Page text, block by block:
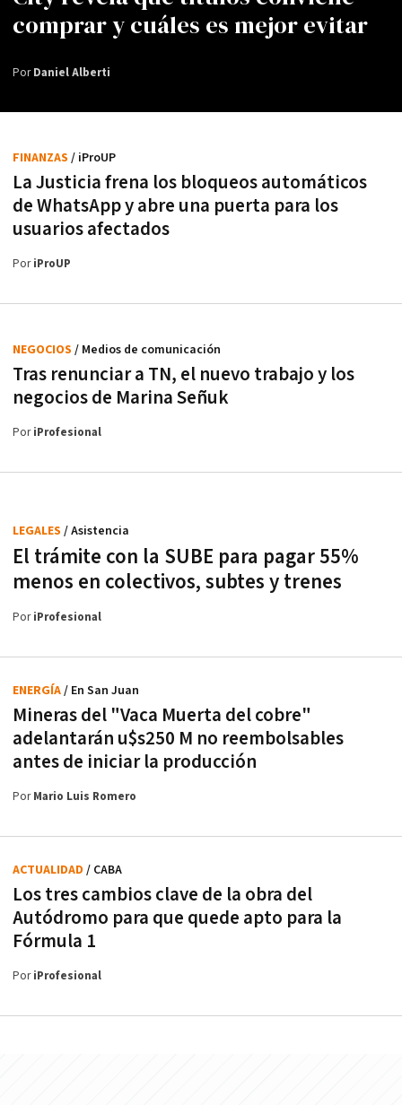
comprar y cuáles es mejor evitar
PorDaniel Alberti
La Justicia frena los bloqueos automáticos
de WhatsApp y abre una puerta para los
usuarios afectados
FINANZAS / iProUP
PoriProUP
Tras renunciar a TN, el nuevo trabajo y los
negocios de Marina Señuk
NEGOCIOS / Medios de comunicación
PoriProfesional
El trámite con la SUBE para pagar 55%
menos en colectivos, subtes y trenes
LEGALES / Asistencia
PoriProfesional
Mineras del "Vaca Muerta del cobre"
adelantarán u$s250 M no reembolsables
antes de iniciar la producción
ENERGÍA/ En San Juan
PorMario Luis Romero
Los tres cambios clave de la obra del
Autódromo para que quede apto para la
Fórmula 1
ACTUALIDAD / CABA
PoriProfesional